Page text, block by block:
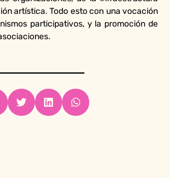
artística. Todo esto con una vocación
participativos, y la promoción de